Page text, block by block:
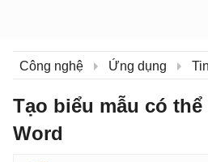
Công nghệ Ứng dụng
Tạo biểu mẫu có
Word